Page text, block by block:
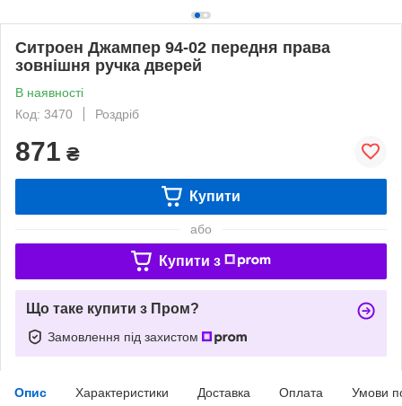
Ситроен Джампер 94-02 передня права
зовнішня ручка дверей
В наявності
Код: 3470
Роздріб
871 ₴
Купити
або
Купити з
Що таке купити з Пром?
Замовлення під захистом
Опис Характеристики Доставка Оплата Умови